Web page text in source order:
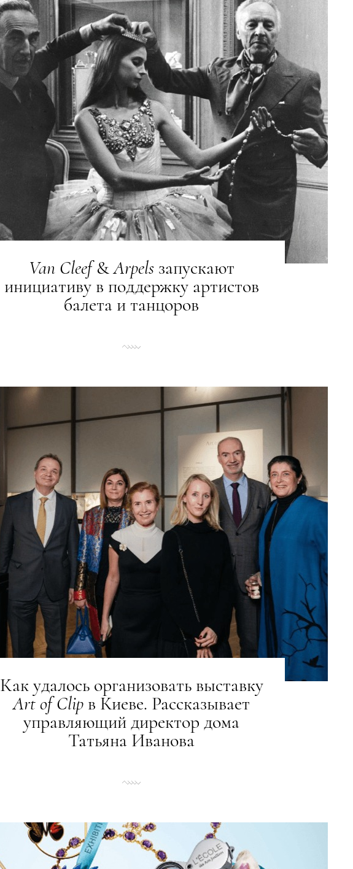
Van Cleef&Arpelsзапускают
инициативу в поддержку артистов
балета и танцоров
Как удалось организовать выставку
Artof Clip в Киеве. Рассказывает
управляющий директор дома
Татьяна Иванова